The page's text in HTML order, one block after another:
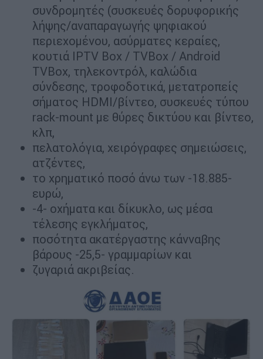
συνδρομητές (συσκευές δορυφορικής
λήψης/αναπαραγωγής ψηφιακού
περιεχομένου, ασύρματες κεραίες,
κουτιά IPTV Βox / TVBox / Android
TVBox, τηλεκοντρόλ, καλώδια
σύνδεσης, τροφοδοτικά, μετατροπείς
σήματος HDMI/βίντεο, συσκευές τύπου
rack-mount με θύρες δικτύου και βίντεο,
κλπ,
πελατολόγια, χειρόγραφες σημειώσεις,
ατζέντες,
το χρηματικό ποσό άνω των -18.885-
ευρώ,
-4- οχήματα και δίκυκλο, ως μέσα
τέλεσης εγκλήματος,
ποσότητα ακατέργαστης κάνναβης
βάρους -25,5- γραμμαρίων και
ζυγαριά ακριβείας.